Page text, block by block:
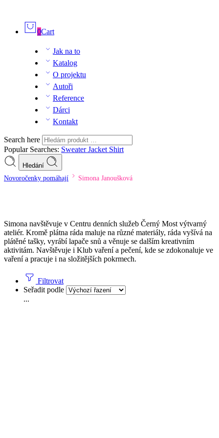
0Cart
Jak na to
Katalog
O projektu
Autoři
Reference
Dárci
Kontakt
Search here
Popular Searches: SweaterJacket Shirt
Hledání
Novoročenky pomáhají Simona Janoušková
Simona navštěvuje v Centru denních služeb Černý Most výtvarný
ateliér. Kromě plátna ráda maluje na různé materiály, ráda vyšívá na
plátěné tašky, vyrábí lapače snů a věnuje se dalším kreativním
aktivitám. Navštěvuje i Klub vaření a pečení, kde se zdokonaluje ve
vaření a pracuje i na složitějších pokrmech.
Filtrovat
Seřadit podle
...